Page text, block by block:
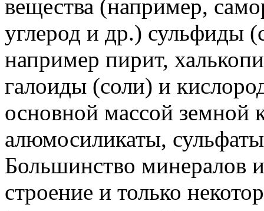
вещества (например,
углерод и др.) сульфиды
например пирит,
галоиды (соли) и
основной массой земной
алюмосиликаты,
Большинство минералов
строение и только